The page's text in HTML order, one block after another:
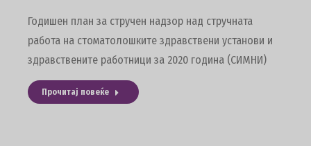
Годишен план за стручен надзор над стручната
работа на стоматолошките здравствени установи и
здравствените работници за 2020 година (СИМНИ)
Прочитај повеќе